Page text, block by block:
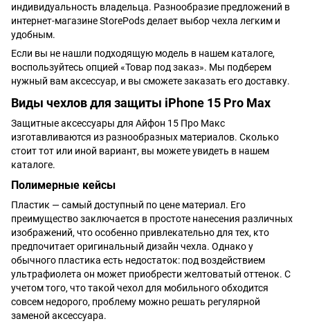
индивидуальность владельца. Разнообразие предложений в
интернет-магазине StorePods делает выбор чехла легким и
удобным.
Если вы не нашли подходящую модель в нашем каталоге,
воспользуйтесь опцией «Товар под заказ». Мы подберем
нужный вам аксессуар, и вы сможете заказать его доставку.
Виды чехлов для защиты iPhone 15 Pro Max
Защитные аксессуары для Айфон 15 Про Макс
изготавливаются из разнообразных материалов. Сколько
стоит тот или иной вариант, вы можете увидеть в нашем
каталоге.
Полимерные кейсы
Пластик — самый доступный по цене материал. Его
преимущество заключается в простоте нанесения различных
изображений, что особенно привлекательно для тех, кто
предпочитает оригинальный дизайн чехла. Однако у
обычного пластика есть недостаток: под воздействием
ультрафиолета он может приобрести желтоватый оттенок. С
учетом того, что такой чехол для мобильного обходится
совсем недорого, проблему можно решать регулярной
заменой аксессуара.